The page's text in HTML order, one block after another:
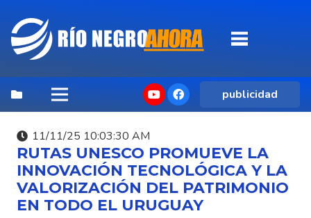
publicidad
11/11/25 10:03:30 AM
RUTAS UNESCO PROMUEVE LA
INNOVACIÓN TECNOLÓGICA Y LA
VALORIZACIÓN DEL PATRIMONIO
EN TODO EL URUGUAY